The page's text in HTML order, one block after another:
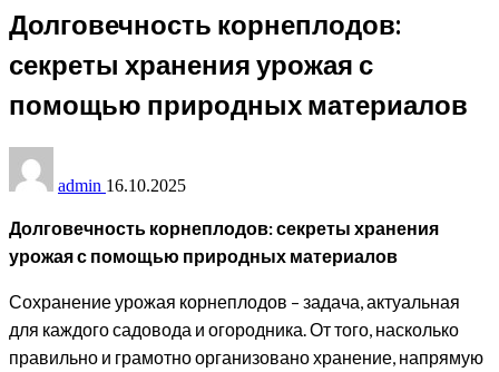
Долговечность корнеплодов:
секреты хранения урожая с
помощью природных материалов
admin 16.10.2025
Долговечность корнеплодов: секреты хранения
урожая с помощью природных материалов
Сохранение урожая корнеплодов – задача, актуальная
для каждого садовода и огородника. От того, насколько
правильно и грамотно организовано хранение, напрямую